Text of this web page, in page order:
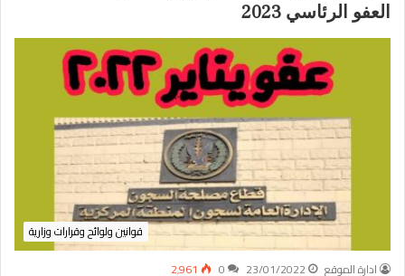
العفو الرئاسي 2023
قوانين ولوائح وقرارات وزارية
ادارة الموقع
23/01/2022
0 2٬961